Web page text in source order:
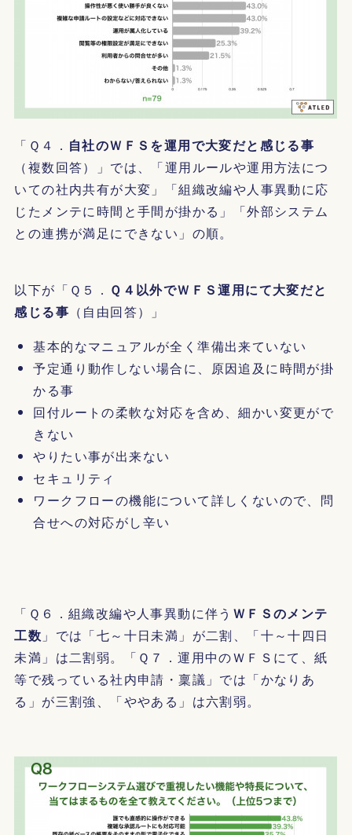
「Ｑ４． 自社のＷＦＳを運用で大変だと感じる事
（複数回答）」では、「運用ルールや運用方法につ
いての社内共有が大変」「組織改編や人事異動に応
じたメンテに時間と手間が掛かる」「外部システム
との連携が満足にできない」の順。
以下が「Ｑ５． Ｑ４以外でＷＦＳ運用にて大変だと
感じる事 （自由回答）」
基本的なマニュアルが全く準備出来ていない
予定通り動作しない場合に、原因追及に時間が掛
かる事
回付ルートの柔軟な対応を含め、細かい変更がで
きない
やりたい事が出来ない
セキュリティ
ワークフローの機能について詳しくないので、問
合せへの対応がし辛い
「Ｑ６．組織改編や人事異動に伴う ＷＦＳのメンテ
工数 」では「七～十日未満」が二割、「十～十四日
未満」は二割弱。「Ｑ７．運用中のＷＦＳにて、紙
等で残っている社内申請・稟議」では「かなりあ
る」が三割強、「ややある」は六割弱。